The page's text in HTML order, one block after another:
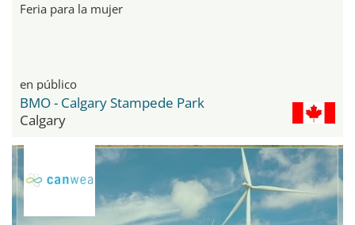
Feria para la mujer
en público
BMO - Calgary Stampede Park
Calgary